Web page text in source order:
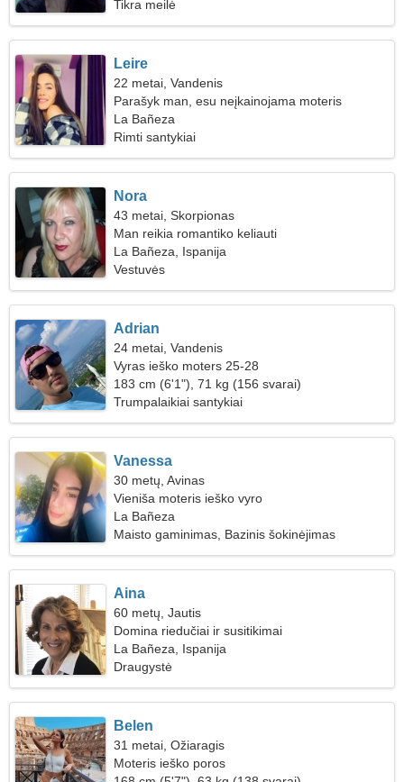
Tikra meilė
Leire
22 metai, Vandenis
Parašyk man, esu neįkainojama moteris
La Bañeza
Rimti santykiai
Nora
43 metai, Skorpionas
Man reikia romantiko keliauti
La Bañeza, Ispanija
Vestuvės
Adrian
24 metai, Vandenis
Vyras ieško moters 25-28
183 cm (6'1"), 71 kg (156 svarai)
Trumpalaikiai santykiai
Vanessa
30 metų, Avinas
Vieniša moteris ieško vyro
La Bañeza
Maisto gaminimas, Bazinis šokinėjimas
Aina
60 metų, Jautis
Domina riedučiai ir susitikimai
La Bañeza, Ispanija
Draugystė
Belen
31 metai, Ožiaragis
Moteris ieško poros